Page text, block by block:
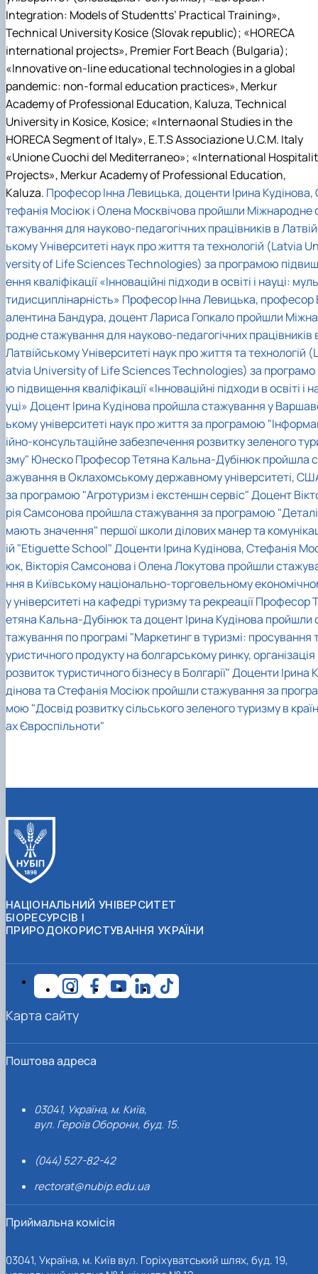
Іноземні мови
Працевлаштування
Їдальні та буфети
Студентські квитки
Центр вивчення мов
Психологічна підтримка
Інклюзивне середовище
Рада молодих вчених
Наукові школи
Стартап школа НУБіП України
Методичні рекомендації, пам'ятки
Форми документів
Патентно-ліцензійна діяльність
ЦКНО «Агропромисловий комплекс, лісове і
садово-паркове господарство, ветеринарна
медицина»
Обладнання НУБіП України
Біоетична комісія
Наукові видання
Досліднику та автору
Звіт про проведення НТЗ
Наукові журнали НУБіП України
Наукові журнали НУБіП України (English)
Пам'ятка про проведення науково-
Порядок планування та організації
проведення НТЗ
Результати науково-технічних заходів
Монографії
Наука для бізнесу
Каталог наукових послуг
«SEB-2024»
«SEB-2025»
Наглядова рада
Рада роботодавців
Благодійний фонд «Голосіївська ініціатива
2020»
Історія університету
Видатні випускники та працівники
Звіт ректора
Пам'яті захисників України
Почесні доктори і професори НУБіП України
Пресслужба
Університетський кур'єр
Вибори ректора
Програма розвитку університету
ініціатива – 2025»
Доступ до публічної інформації
Державні закупівлі
Офіційна символіка
Антикорупційні заходи
Уповноважена особа з питань запобігання
виявлення корупції
Положення про антикорупційного
уповноваженого НУБіП України
Національні нормативно-правові акти
Нормативно-правові акти НУБіП України
Інформаційні ресурси НАЗК
Методичні роз’яснення НАЗК
Антикорупційні заходи
Гендерна радниця
Контактна інформація
Integration: Models of Studentts’ Practical Training»,
Technical University Kosice (Slovak republic); «HORECA
international projects», Premier Fort Beach (Bulgaria);
«Innovative on-line educational technologies in a global
pandemic: non-formal education practices», Merkur
Academy of Professional Education, Kaluza, Technical
University in Kosice, Kosice; «Internaonal Studies in the
HORECA Segment of Italy», E.T.S Associazione U.C.M. Italy
«Unione Cuochi del Mediterraneo»; «International
Projects», Merkur Academy of Professional Education,
Kaluza. Професор Інна Левицька, доценти Ірина Кудінова,
тефанія Мосіюк і Олена Москвічова пройшли Міжнародне
тажування для науково-педагогічних працівників в
ькому Університеті наук про життя та технологій (Latvia
versity of Life Sciences Technologies) за програмою підвищ
ення кваліфікації «Інноваційні підходи в освіті і науці: муль
тидисциплінарність» Професор Інна Левицька, професор
алентина Бандура, доцент Лариса Гопкало пройшли Міжна
родне стажування для науково-педагогічних працівників
Латвійському Університеті наук про життя та технологій (L
atvia University of Life Sciences Technologies) за програмо
ю підвищення кваліфікації «Інноваційні підходи в освіті і
уці» Доцент Ірина Кудінова пройшла стажування у
ькому університеті наук про життя за програмою
ійно-консультаційне забезпечення розвитку зеленого
зму" ЮнескоПрофесор Тетяна Кальна-Дубінюк пройшла
ажування в Оклахомському державному університеті,
за програмою "Агротуризм і екстеншн сервіс"Доцент
рія Самсонова пройшла стажування за програмою "Деталі
мають значення" першої школи ділових манер та
ій "Etiguette School"Доценти Ірина Кудінова, Стефанія
юк, Вікторія Самсонова і Олена Локутова пройшли
ння в Київському національно-торговельному
у університеті на кафедрі туризму та рекреаціїПрофесор
етяна Кальна-Дубінюк та доцент Ірина Кудінова пройшли
тажування по програмі "Маркетинг в туризмі: просування
уристичного продукту на болгарському ринку, організація
розвиток туристичного бізнесу в Болгарії"Доценти Ірина
дінова та Стефанія Мосіюк пройшли стажування за програ
мою "Досвід розвитку сільського зеленого туризму в країн
ах Євроспільноти"
НАЦІОНАЛЬНИЙ УНІВЕРСИТЕТ
БІОРЕСУРСІВ І
ПРИРОДОКОРИСТУВАННЯ УКРАЇНИ
Поштова адреса
03041, Україна, м. Київ,
вул. Героїв Оборони, буд. 15.
(044) 527-82-42
rectorat@nubip.edu.ua
Приймальна комісія
03041, Україна, м. Київ вул. Горіхуватський шлях, буд. 19,
Карта сайту